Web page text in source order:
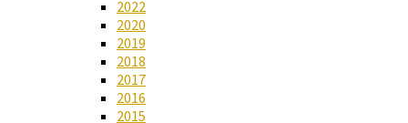
2022
2020
2019
2018
2017
2016
2015